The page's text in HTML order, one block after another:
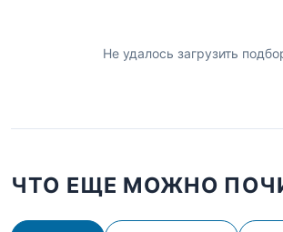
Не удалось загрузить
ЧТО ЕЩЕ МОЖНО